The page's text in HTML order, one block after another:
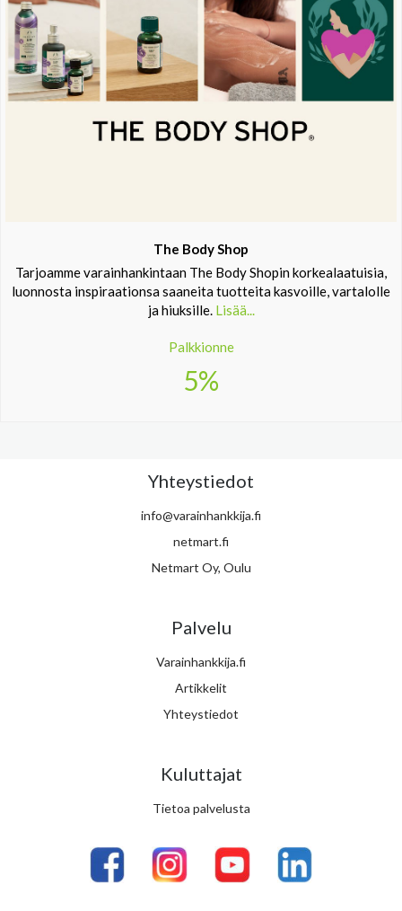
The Body Shop
Tarjoamme varainhankintaan The Body Shopin korkealaatuisia,
luonnosta inspiraationsa saaneita tuotteita kasvoille, vartalolle
ja hiuksille. Lisää...
Palkkionne
5%
Yhteystiedot
info@varainhankkija.fi
netmart.fi
Netmart Oy, Oulu
Palvelu
Varainhankkija.fi
Artikkelit
Yhteystiedot
Kuluttajat
Tietoa palvelusta